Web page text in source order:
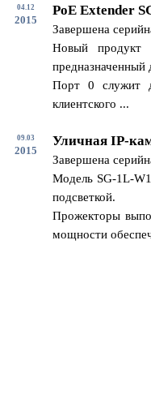
04.12
2015
PoE Extender
Завершена
Новый продукт
предназначенный
Порт 0 служит
клиентского ...
09.03
2015
Уличная IP-
Завершена
Модель SG-1L-
подсветкой.
Прожекторы
мощности